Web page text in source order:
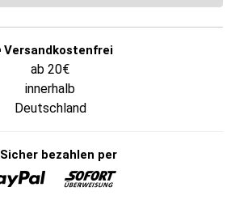
Versandkostenfrei
ab 20€
innerhalb
Deutschland
Sicher bezahlen per